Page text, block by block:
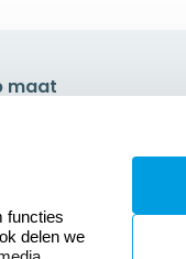
maat
functies
delen we